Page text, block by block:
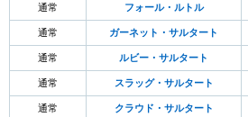
通常 フォール・ルトル
通常 ガーネット・サルタート
通常 ルビー・サルタート
通常 スラッグ・サルタート
通常 クラウド・サルタート